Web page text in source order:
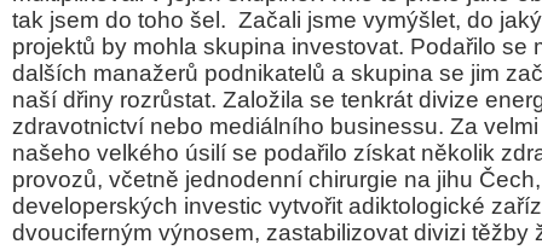
tak jsem do toho šel. Začali jsme vymýšlet, do
projektů by mohla skupina investovat. Podařilo se
dalších manažerů podnikatelů a skupina se jim
naší dřiny rozrůstat. Založila se tenkrát divize
zdravotnictví nebo mediálního businessu. Za
našeho velkého úsilí se podařilo získat několik
provozů, včetně jednodenní chirurgie na jihu
developerských investic vytvořit adiktologické
dvouciferným výnosem, zastabilizovat divizi těžby